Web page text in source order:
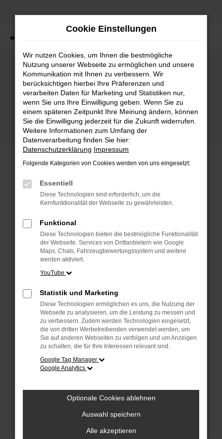
Zum
Fehler: Network Error
Beim Laden ist ein Fehler aufgetreten.
Hier sind ein paar Tipps, die dir helfen können:
Überprüfe deine Firewall und deine
Internetverbindung.
Laden andere Webseiten, zum Beispiel deine
Suchmaschine?
Prüfe deine Browsererweiterungen.
Manche Erweiterungen, wie Werbeblocker,
können das Laden bestimmter Seiten
anderen Browser oder in einem privaten
Fenster?
Starte dein Gerät neu.
Das kann manchmal helfen, vorübergehende
Probleme zu beheben.
Betriebssystem auf dem neuesten Stand
sind.
Veraltete Software birgt nicht nur ein
Sicherheitsrisiko, sondern kann auch dazu
führen, dass bestimmte Funktionen nicht mehr
unterstützt werden.
Wende dich an den Webseitenbetreiber.
hast, kontaktiere uns bitte. Wir werden
versuchen, das Problem zu beheben. Du kannst
uns diesen Text schicken, um uns bei der
Fehlersuche zu unterstützen:
Cookie Einstellungen
Wir nutzen Cookies, um Ihnen die bestmögliche
Nutzung unserer Webseite zu ermöglichen und unsere
Kommunikation mit Ihnen zu verbessern. Wir
berücksichtigen hierbei Ihre Präferenzen und
verarbeiten Daten für Marketing und Statistiken nur,
wenn Sie uns Ihre Einwilligung geben. Wenn Sie zu
einem späteren Zeitpunkt Ihre Meinung ändern, können
Sie die Einwilligung jederzeit für die Zukunft widerrufen.
Weitere Informationen zum Umfang der
Datenverarbeitung finden Sie hier:
Datenschutzerklärung Impressum
Folgende Kategorien von Cookies werden von uns eingesetzt:
Essentiell
Diese Technologien sind erforderlich, um die
Kernfunktionalität der Webseite zu gewährleisten.
Funktional
Diese Technologien bieten die bestmögliche Funktionalität
der Webseite. Services von Drittanbietern wie Google
Maps, Chats, Fahrzeugbewertungssystem und weitere
werden aktiviert.
YouTube
Statistik und Marketing
Diese Technologien ermöglichen es uns, die Nutzung der
Webseite zu analysieren, um die Leistung zu messen und
zu verbessern. Zudem werden Technologien eingesetzt,
die von dritten Werbetreibenden verwendet werden, um
Sie auf anderen Webseiten zu verfolgen und um Anzeigen
zu schalten, die für Ihre Interessen relevant sind.
Google Tag Manager
Google Analytics
Optionale Cookies ablehnen
Auswahl speichern
Alle akzeptieren